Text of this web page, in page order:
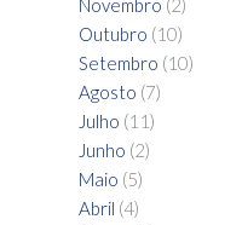
Novembro (2)
Outubro (10)
Setembro (10)
Agosto (7)
Julho (11)
Junho (2)
Maio (5)
Abril (4)